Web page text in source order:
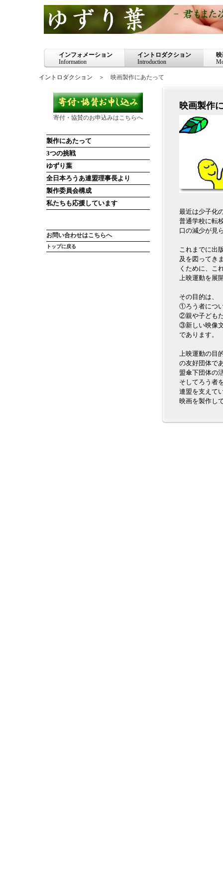
インフォメーション
Information
イントロダクション
Introduction
映
イントロダクション ＞ 映画製作にあたって
映画製作
最近は少子化
普通学校に転
口の減少が見
これまでに出
及を図ってき
くために、こ
上映運動を展
その目的は、
①ろう者につ
②親や子ども
③新しい映像
であります。
上映運動の目
の友好団体で
盟傘下団体の
そしてろう者
連盟を支えて
映画を製作し
寄付・協賛のお申込みはこちらへ
製作にあたって
3つの挑戦
ゆずり葉
全日本ろうあ連盟理事長より
製作委員会構成
私たちも応援しています
お問い合わせはこちらへ
トップに戻る